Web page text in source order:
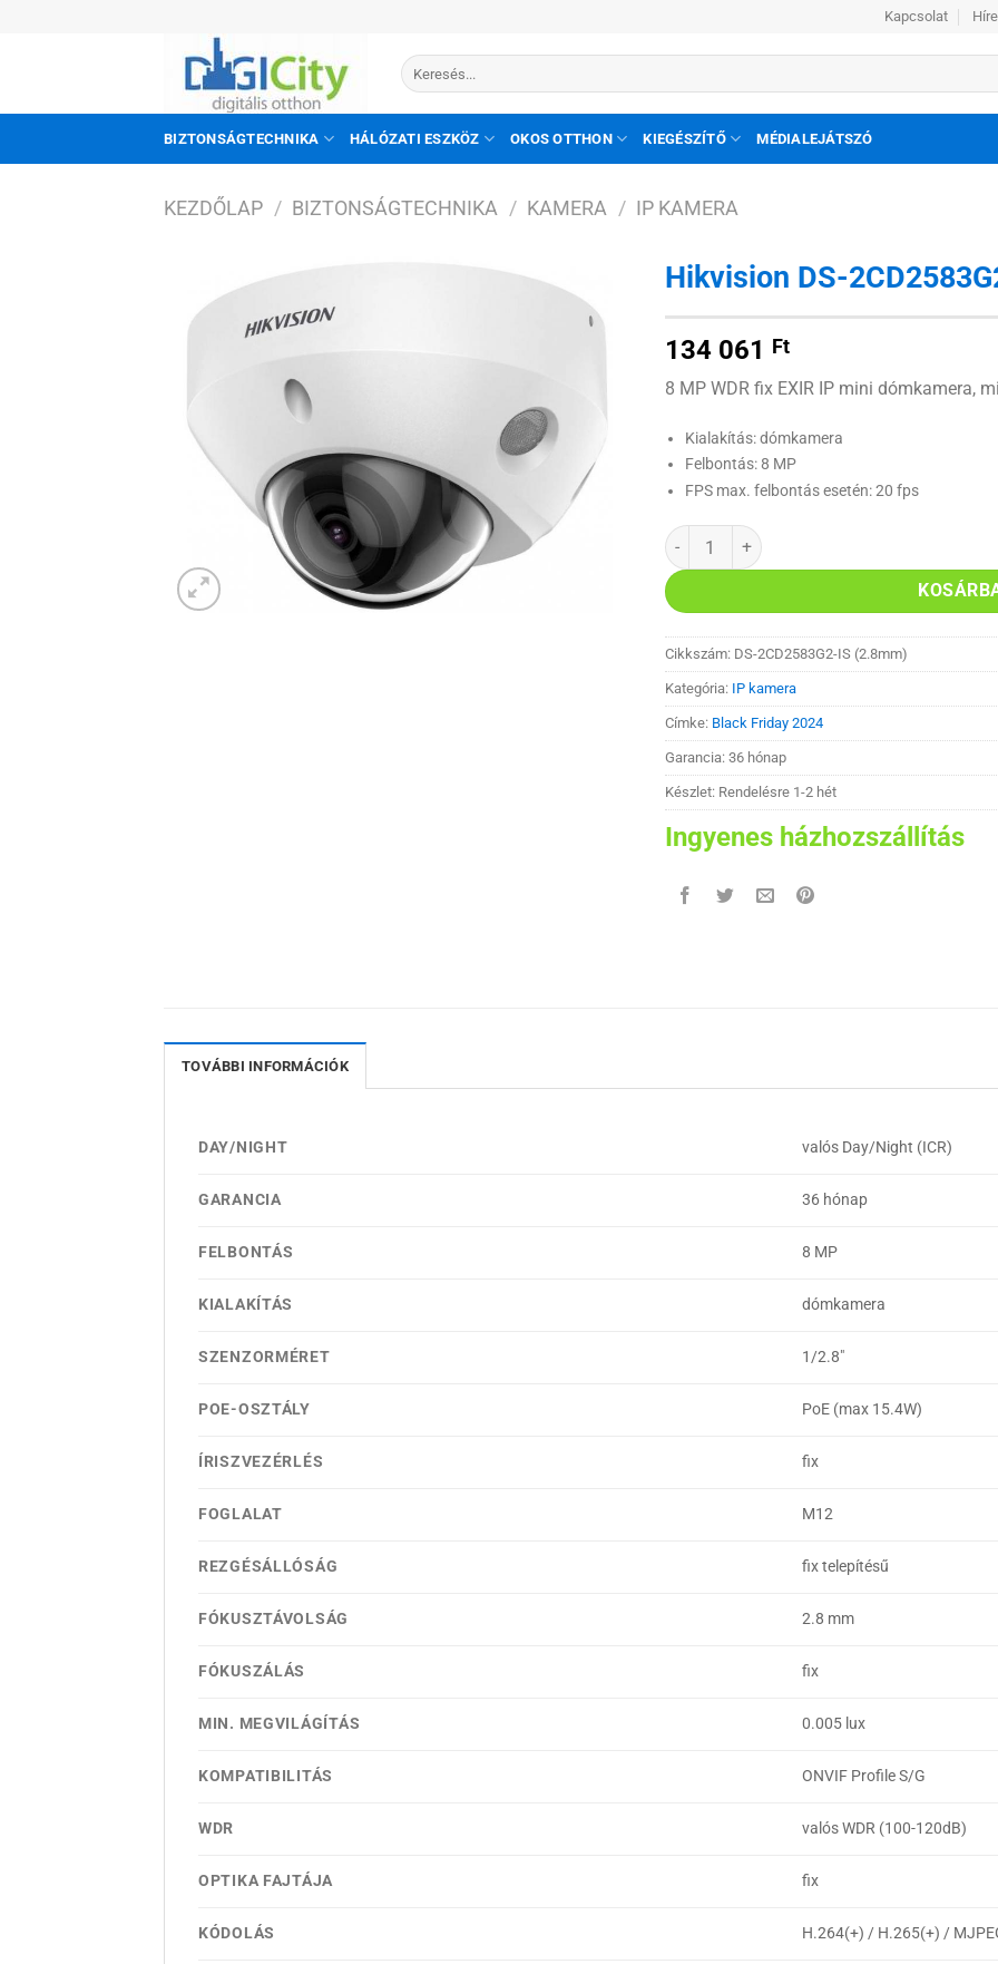
Kapcsolat
Keresés
a
BIZTONSÁGTECHNIKA HÁLÓZATI ESZKÖZ OKOS OTTHON KIEGÉSZÍTŐ MÉDIALEJÁTSZÓ
KEZDŐLAP / BIZTONSÁGTECHNIKA / KAMERA / IP KAMERA
Hikvision DS-
134 061 Ft
8 MP WDR fix EXIR IP mini dómkamera,
Kialakítás: dómkamera
Felbontás: 8 MP
FPS max. felbontás esetén: 20 fps
Hikvision DS-2CD2583G2-IS (2.8mm) IP
Cikkszám: DS-2CD2583G2-IS (2.8mm)
Kategória: IP kamera
Címke: Black Friday 2024
Garancia: 36 hónap
Készlet: Rendelésre 1-2 hét
Ingyenes házhozszállítás
TOVÁBBI INFORMÁCIÓK
DAY/NIGHT valós Day/Night (ICR)
GARANCIA 36 hónap
FELBONTÁS 8 MP
KIALAKÍTÁS dómkamera
SZENZORMÉRET 1/2.8"
POE-OSZTÁLY PoE (max 15.4W)
ÍRISZVEZÉRLÉS fix
FOGLALAT M12
REZGÉSÁLLÓSÁG fix telepítésű
FÓKUSZTÁVOLSÁG 2.8 mm
FÓKUSZÁLÁS fix
MIN. MEGVILÁGÍTÁS 0.005 lux
KOMPATIBILITÁS ONVIF Profile S/G
WDR valós WDR (100-120dB)
OPTIKA FAJTÁJA fix
KÓDOLÁS H.264(+) / H.265(+) /